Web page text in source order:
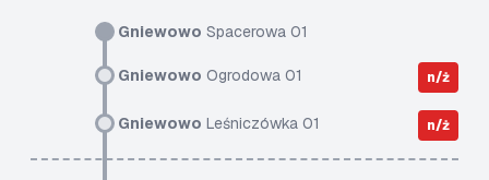
Gniewowo Spacerowa 01
Gniewowo Ogrodowa 01 n/ż
Gniewowo Leśniczówka 01 n/ż